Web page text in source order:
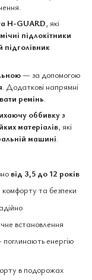
H-GUARD, які
підлокітники
підголівник
— за допомогою
. Додаткові напрямні
ремінь.
оббивку з
матеріалів, які
машині.
від 3,5 до 12 років
та безпеки
встановлення
поглинають енергію
в подорожах